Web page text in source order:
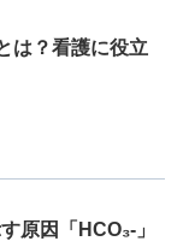
は？看護に役立
原因「HCO₃-」